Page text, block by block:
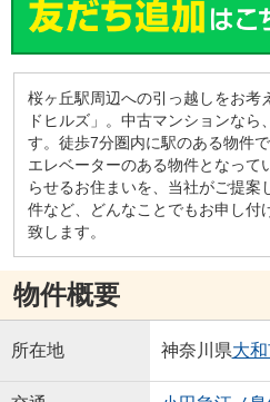
桜ヶ丘駅周辺への引っ越しをお考
ドヒルズ」。中古マンションな
す。徒歩7分圏内に駅のある物件
エレベーターのある物件となって
らせるお住まいを、当社がご提案
件など、どんなことでもお申し付
致します。
物件概要
所在地 神奈川県大